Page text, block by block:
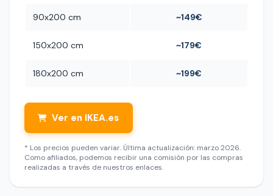
90x200 cm ~149€
150x200 cm ~179€
180x200 cm ~199€
Ver en IKEA.es
* Los precios pueden variar. Última actualización: marzo 2026.
Como afiliados, podemos recibir una comisión por las compras
realizadas a través de nuestros enlaces.